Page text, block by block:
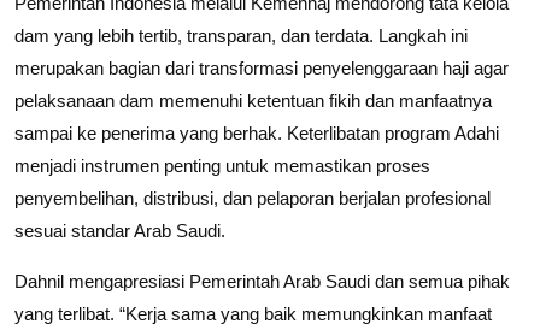
dam yang lebih tertib, transparan, dan terdata. Langkah ini
merupakan bagian dari transformasi penyelenggaraan haji agar
pelaksanaan dam memenuhi ketentuan fikih dan manfaatnya
sampai ke penerima yang berhak. Keterlibatan program Adahi
menjadi instrumen penting untuk memastikan proses
penyembelihan, distribusi, dan pelaporan berjalan profesional
sesuai standar Arab Saudi.
Dahnil mengapresiasi Pemerintah Arab Saudi dan semua pihak
yang terlibat. “Kerja sama yang baik memungkinkan manfaat